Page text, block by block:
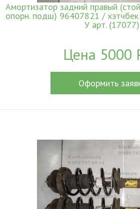
Амортизатор задний правый
опорн. подш) 96407821 /
У арт. (17077)
Цена 5000
Оформить